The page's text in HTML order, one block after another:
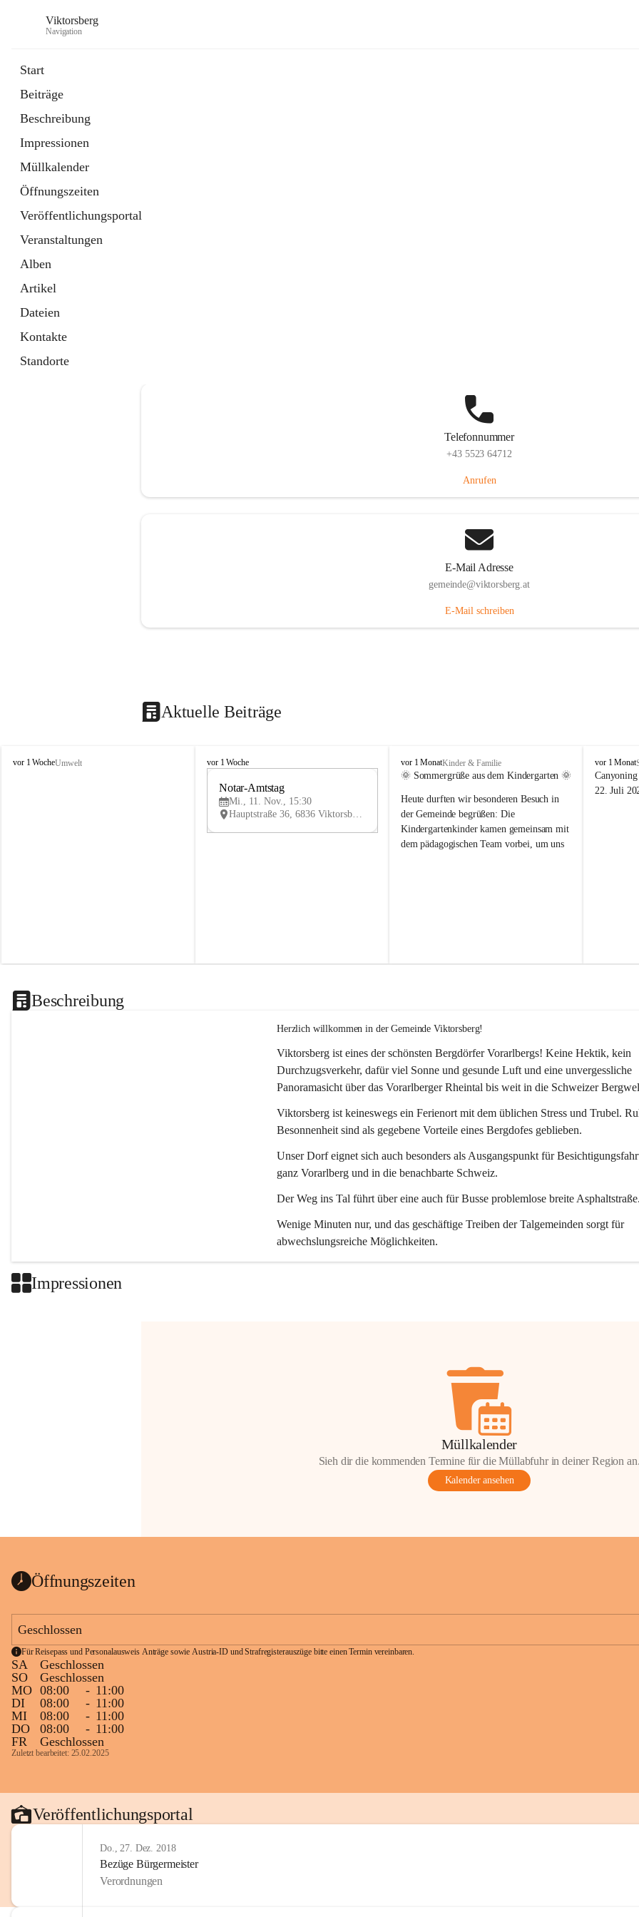
Viktorsberg
Navigation
Start
Beiträge
Beschreibung
Impressionen
Müllkalender
Öffnungszeiten
Veröffentlichungsportal
Veranstaltungen
Alben
Artikel
Dateien
Kontakte
Standorte
Telefonnummer
+43 5523 64712
Anrufen
E-Mail Adresse
gemeinde@viktorsberg.at
E-Mail schreiben
Aktuelle Beiträge
V
vor 1 WocheUmwelt
V
vor 1 Woche
V
Notar-Amtstag
Mi., 11. Nov., 15:30
Hauptstraße 36, 6836 Viktorsberg, AUT
V
i
t
o
r
s
vor 1 MonatKinder & Familie
🌞 Sommergrüße aus dem Kindergarten 🌞
Heute durften wir besonderen Besuch in
der Gemeinde begrüßen: Die
Kindergartenkinder kamen gemeinsam mit
dem pädagogischen Team vorbei, um uns
V
i
k
vor 1 Monat
22. Juli
Beschreibung
Herzlich willkommen in der Gemeinde Viktorsberg!
Viktorsberg ist eines der schönsten Bergdörfer Vorarlbergs! Keine Hektik, kein
Durchzugsverkehr, dafür viel Sonne und gesunde Luft und eine unvergessliche
Panoramasicht über das Vorarlberger Rheintal bis weit in die Schweizer
Viktorsberg ist keineswegs ein Ferienort mit dem üblichen Stress und Trubel.
Besonnenheit sind als gegebene Vorteile eines Bergdofes geblieben.
Unser Dorf eignet sich auch besonders als Ausgangspunkt für
ganz Vorarlberg und in die benachbarte Schweiz.
Der Weg ins Tal führt über eine auch für Busse problemlose breite
Wenige Minuten nur, und das geschäftige Treiben der Talgemeinden sorgt für
abwechslungsreiche Möglichkeiten.
Impressionen
Müllkalender
Sieh dir die kommenden Termine für die Müllabfuhr in deiner Region
Kalender ansehen
Öffnungszeiten
Geschlossen
Für Reisepass und Personalausweis Anträge sowie Austria-ID und Strafregisterauszüge bitte einen Termin vereinbaren.
SA
Geschlossen
SO
Geschlossen
MO 08:00 - 11:00
DI
08:00 - 11:00
MI
08:00 - 11:00
DO
08:00 - 11:00
FR
Geschlossen
Zuletzt bearbeitet: 25.02.2025
Veröffentlichungsportal
Do., 27. Dez. 2018
Bezüge Bürgermeister
Verordnungen